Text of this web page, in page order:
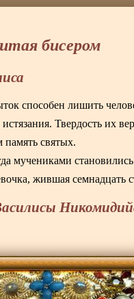
бисером
способен лишить
Твердость их
святых.
мучениками
жившая семнадцать